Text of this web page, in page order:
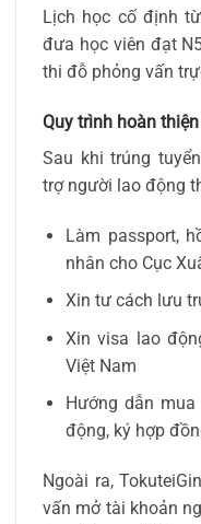
Lịch học cố định
đưa học viên đạt
thi đỗ phỏng vấn
Quy trình hoàn
Sau khi trúng
trợ người lao động
Làm passport,
nhân cho Cục
Xin tư cách lưu
Xin visa lao
Việt Nam
Hướng dẫn
động, ký hợp
Ngoài ra,
vấn mở tài khoản